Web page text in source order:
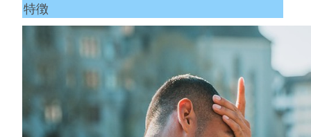
特徴